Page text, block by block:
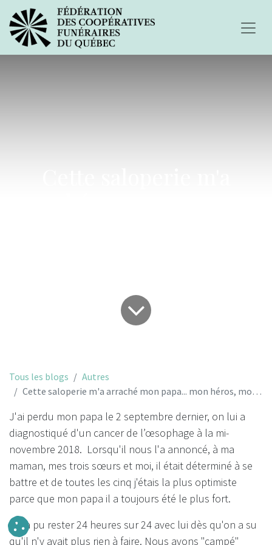
Tous les blogs
Autres
Cette saloperie m'a arraché mon papa... mon héros, mon ami
J'ai perdu mon papa le 2 septembre dernier, on lui a
diagnostiqué d'un cancer de l’œsophage à la mi-
novembre 2018. Lorsqu'il nous l'a annoncé, à ma
maman, mes trois sœurs et moi, il était déterminé à se
battre et de toutes les cinq j'étais la plus optimiste
parce que mon papa il a toujours été le plus fort.
On a pu rester 24 heures sur 24 avec lui dès qu'on a su
qu'il n'y avait plus rien à faire. Nous avons "campé"